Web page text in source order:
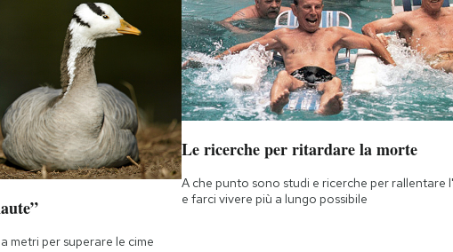
metri per superare le cime
Le ricerche per ritardare la morte
A che punto sono studi e ricerche per rallentare
e farci vivere più a lungo possibile